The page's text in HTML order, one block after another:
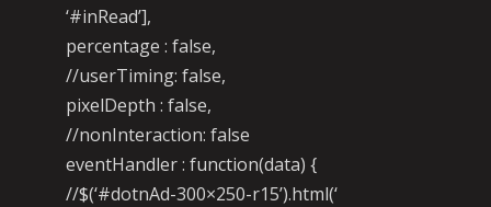
‘#inRead’],
percentage : false,
//userTiming: false,
pixelDepth : false,
//nonInteraction: false
eventHandler : function(data) {
//$(‘#dotnAd-300×250-r15’).html(‘